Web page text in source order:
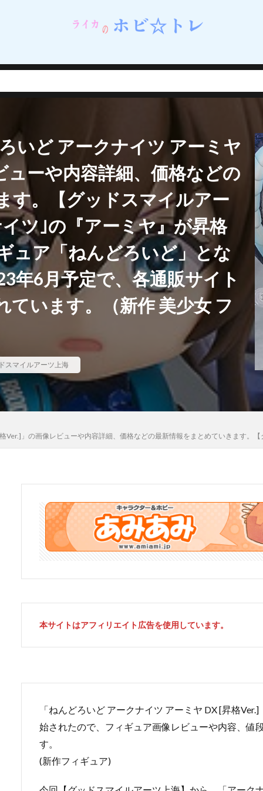
蝸之殼スタジオ（スネイルシェルスタジオ）
角楯カリン 設定資料集
ューヌ
超絶最かわてんしちゃん 踊り子
軌跡シリーズ
童子
重兵装型女子高生 金糸雀 金色の闇 鈴原美紗
木千束
鎮海 長瀞さん 閃乱カグラ
閃乱カグラ NewWave G
MASTER ～東京妖魔編～
閃刀姫 開栓注意 間桐桜
関羽雲
ない
阿波連れいな 限定販売 陰の実力者になりたくて！
夏木ミカン
雛苺 雛衣ポーレット 雨天決行
風
雷電芽衣 雷霆特遣隊 WHISKY・SOUR 霊使い
霧切響子
ガール先輩の夢を見ない
青眼の究極竜 静山マシロ
風巻祭里
風霊使いウィン/Wynn the Wind Chamer
風鳴翼 食戟のソーマ
骸骨騎士様、只今異世界へお出掛け中 高坂桐乃 高巻杏
妖夢
魔太郎 魔女の旅々 魔妖 魔弾 魔法少女
カ
鷺沢文香 鹿乃 黒チャイナさん
黒咲芽亜
検索
いど アークナイツ アーミヤ
ューや内容詳細、価格などの
す。【グッドスマイルアー
ツ｣の『アーミヤ』が昇格
ュア「ねんどろいど」とな
年6月予定で、各通販サイト
ています。（新作 美少女 フ
スマイルアーツ上海
Ver.]」の画像レビューや内容詳細、価格などの最新情報をまとめていきます
本サイトはアフィリエイト広告を使用しています。
「ねんどろいど アークナイツ アーミヤ DX [昇格
始されたので、フィギュア画像レビューや内容、値
す。
(新作フィギュア)